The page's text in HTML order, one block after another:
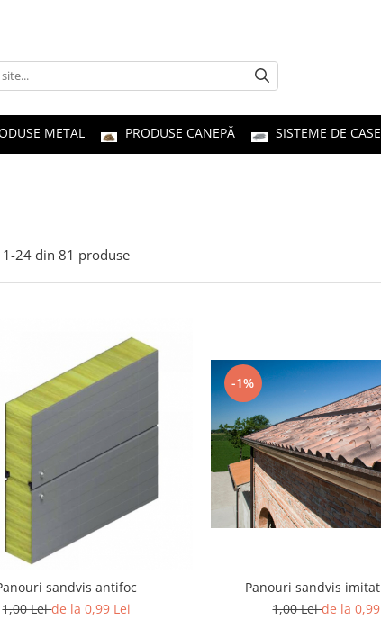
METAL PRODUSE CANEPĂ SISTEME DE CASE
1-24 din 81 produse
sandvis antifoc
1,00 Leide la 0,99 Lei
-1%
Panouri sandvis
1,00 Leide la